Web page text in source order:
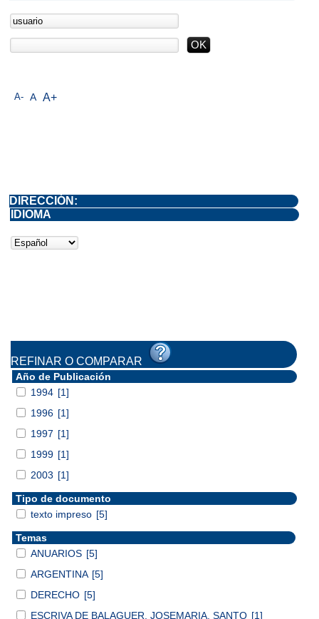
A- A A+
DIRECCIÓN:
IDIOMA
REFINAR O COMPARAR
Año de Publicación
1994 [1]
1996 [1]
1997 [1]
1999 [1]
2003 [1]
Tipo de documento
texto impreso [5]
Temas
ANUARIOS [5]
ARGENTINA [5]
DERECHO [5]
ESCRIVA DE BALAGUER, JOSEMARIA, SANTO [1]